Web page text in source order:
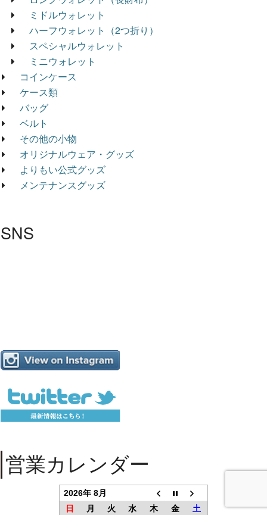
ミドルウォレット
ハーフウォレット（2つ折り）
スペシャルウォレット
ミニウォレット
コインケース
ケース類
バッグ
ベルト
その他の小物
オリジナルウェア・グッズ
よりもい公式グッズ
メンテナンスグッズ
SNS
営業カレンダー
2026年 8月
日
月 火 水 木 金 土